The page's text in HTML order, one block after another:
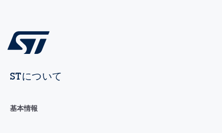
STについて
基本情報